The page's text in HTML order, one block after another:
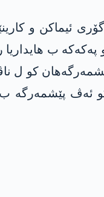
ئیماكن و
ب هایداریا
و ل دژی په‌ده‌كێ ته‌ڤ د گه‌ریا، پێش ڤێ ده‌مێ
ئه‌ڤ پێشمه‌رگه‌